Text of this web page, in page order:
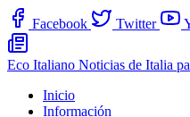
Facebook Twitter
Eco Italiano Noticias de Italia
Inicio
Información